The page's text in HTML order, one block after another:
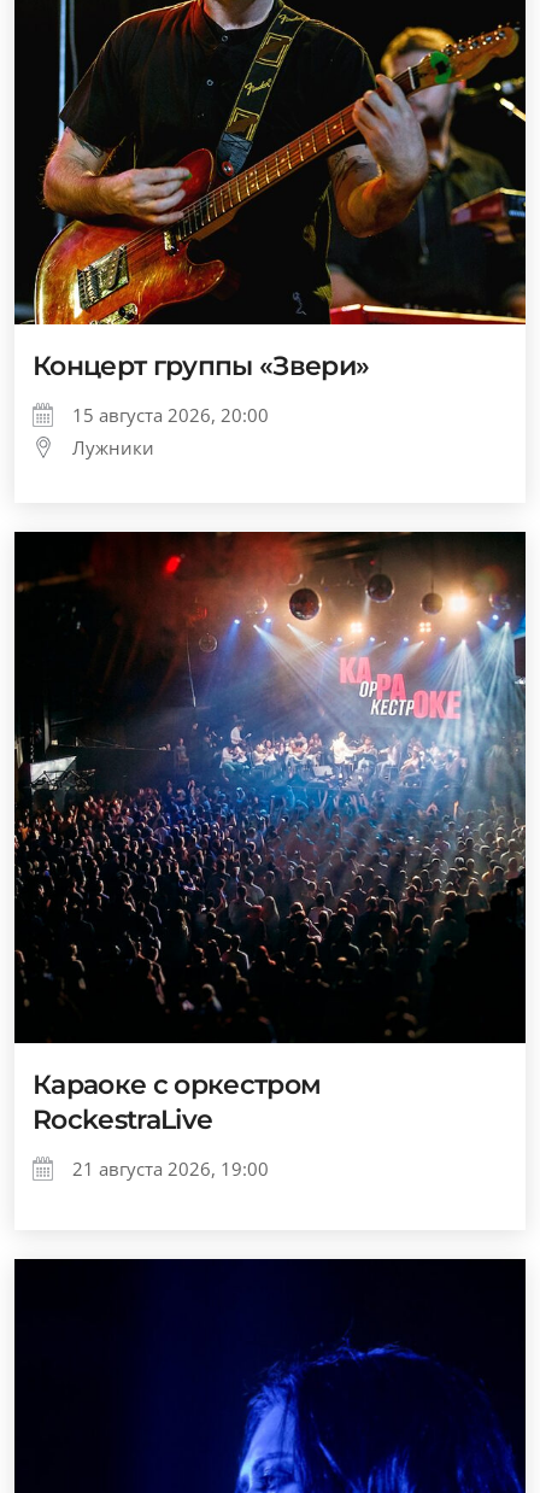
Концерт группы «Звери»
15 августа 2026, 20:00
Лужники
Караоке с оркестром
RockestraLive
21 августа 2026, 19:00